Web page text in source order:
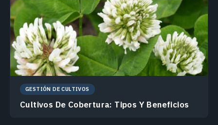
GESTIÓN DE CULTIVOS
Cultivos De Cobertura: Tipos Y Beneficios